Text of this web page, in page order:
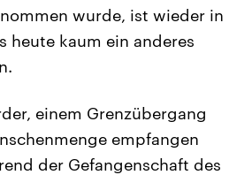
wurde, ist wieder in
heute kaum ein anderes
einem Grenzübergang
empfangen
der Gefangenschaft des